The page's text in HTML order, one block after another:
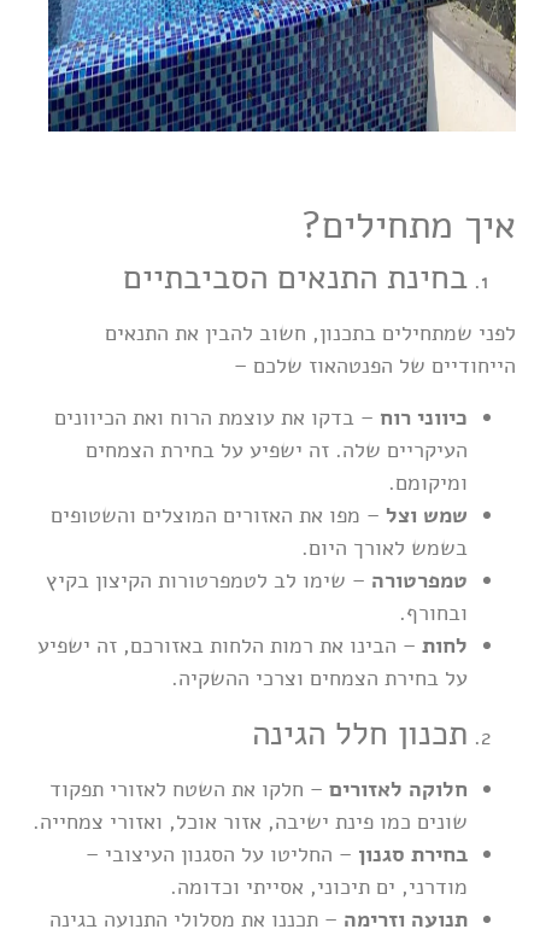
איך מתחילים?
בחינת התנאים הסביבתיים
לפני שמתחילים בתכנון, חשוב להבין את התנאים
הייחודיים של הפנטהאוז שלכם –
כיווני רוח – בדקו את עוצמת הרוח ואת הכיוונים
העיקריים שלה. זה ישפיע על בחירת הצמחים
ומיקומם.
שמש וצל – מפו את האזורים המוצלים והשטופים
בשמש לאורך היום.
טמפרטורה – שימו לב לטמפרטורות הקיצון בקיץ
ובחורף.
לחות – הבינו את רמות הלחות באזורכם, זה ישפיע
על בחירת הצמחים וצרכי ההשקיה.
תכנון חלל הגינה
חלוקה לאזורים – חלקו את השטח לאזורי תפקוד
שונים כמו פינת ישיבה, אזור אוכל, ואזורי צמחייה.
בחירת סגנון – החליטו על הסגנון העיצובי –
מודרני, ים תיכוני, אסייתי וכדומה.
תנועה וזרימה – תכננו את מסלולי התנועה בגינה